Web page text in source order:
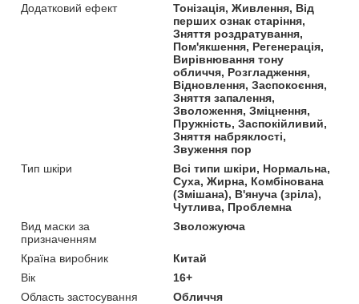
Додатковий ефект
Тонізація, Живлення, Від
перших ознак старіння,
Зняття роздратування,
Пом'якшення, Регенерація,
Вирівнювання тону
обличчя, Розгладження,
Відновлення, Заспокоєння,
Зняття запалення,
Зволоження, Зміцнення,
Пружність, Заспокійливий,
Зняття набряклості,
Звуження пор
Тип шкіри
Всі типи шкіри, Нормальна,
Суха, Жирна, Комбінована
(Змішана), В'януча (зріла),
Чутлива, Проблемна
Вид маски за
призначенням
Зволожуюча
Країна виробник
Китай
Вік
16+
Область застосування
Обличчя